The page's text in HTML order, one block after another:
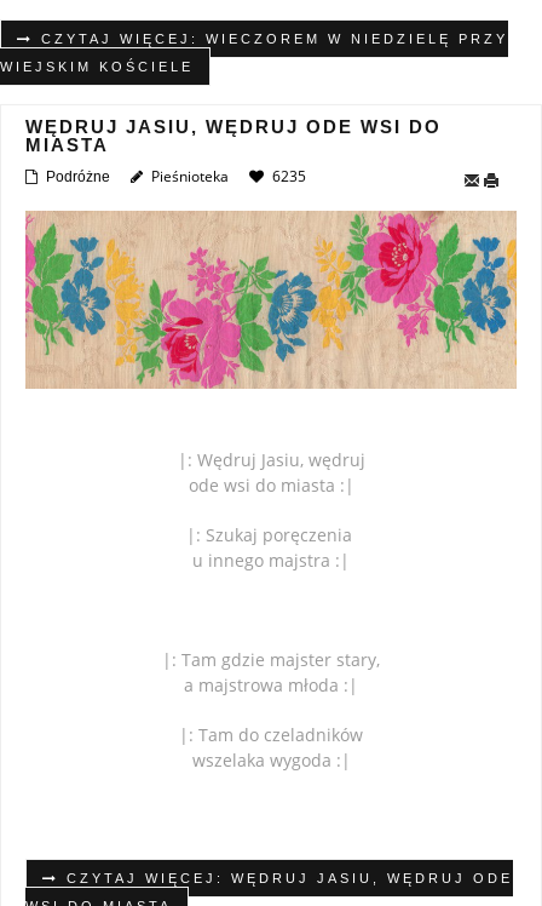
CZYTAJ WIĘCEJ: WIECZOREM W NIEDZIELĘ PRZY
WIEJSKIM KOŚCIELE
WĘDRUJ JASIU, WĘDRUJ ODE WSI DO
MIASTA
Podróżne Pieśnioteka 6235
|: Wędruj Jasiu, wędruj
ode wsi do miasta :|
|: Szukaj poręczenia
u innego majstra :|
|: Tam gdzie majster stary,
a majstrowa młoda :|
|: Tam do czeladników
wszelaka wygoda :|
CZYTAJ WIĘCEJ: WĘDRUJ JASIU, WĘDRUJ ODE